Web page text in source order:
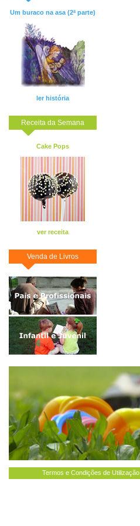
Um buraco na asa (2ª parte)
ler história
Receita da Semana
Cake Pops
ver receita
Venda de Livros
Termos e Condições de Utilização